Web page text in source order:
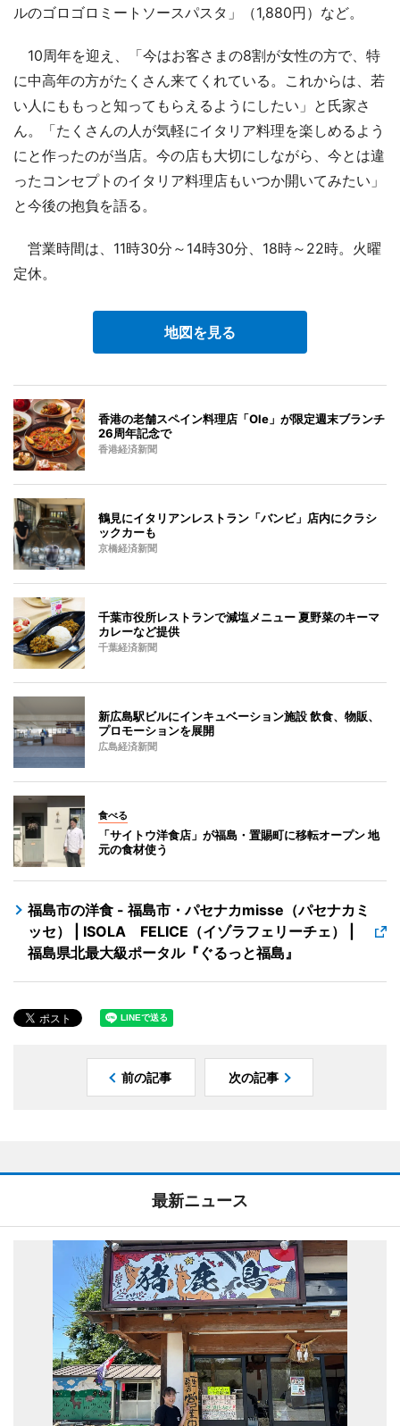
ルのゴロゴロミートソースパスタ」（1,880円）など。
10周年を迎え、「今はお客さまの8割が女性の方で、特
に中高年の方がたくさん来てくれている。これからは、若
い人にももっと知ってもらえるようにしたい」と氏家さ
ん。「たくさんの人が気軽にイタリア料理を楽しめるよう
にと作ったのが当店。今の店も大切にしながら、今とは違
ったコンセプトのイタリア料理店もいつか開いてみたい」
と今後の抱負を語る。
営業時間は、11時30分～14時30分、18時～22時。火曜
定休。
地図を見る
香港の老舗スペイン料理店「Ole」が限定週末ブランチ
26周年記念で
香港経済新聞
鶴見にイタリアンレストラン「バンビ」店内にクラシ
ックカーも
京橋経済新聞
千葉市役所レストランで減塩メニュー 夏野菜のキーマ
カレーなど提供
千葉経済新聞
新広島駅ビルにインキュベーション施設 飲食、物販、
プロモーションを展開
広島経済新聞
食べる
「サイトウ洋食店」が福島・置賜町に移転オープン 地
元の食材使う
福島市の洋食 - 福島市・パセナカmisse（パセナカミ
ッセ） | ISOLA FELICE（イゾラフェリーチェ） |
福島県北最大級ポータル『ぐるっと福島』
前の記事 次の記事
最新ニュース